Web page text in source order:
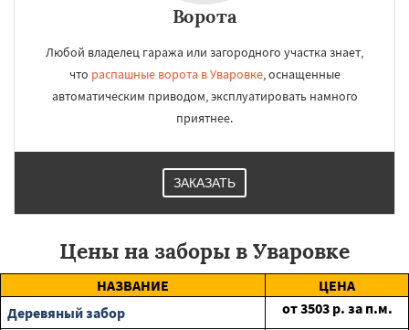
Ворота
Любой владелец гаража или загородного участка знает,
что распашные ворота в Уваровке, оснащенные
автоматическим приводом, эксплуатировать намного
приятнее.
ЗАКАЗАТЬ
Цены на заборы в Уваровке
НАЗВАНИЕ
ЦЕНА
Деревяный забор
от3503 р. за п.м.